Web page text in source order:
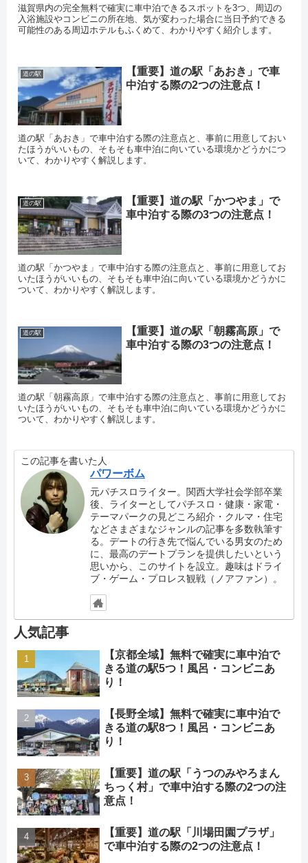
滋賀県内の完全無料で確実に車中泊できるスポットを3つ、周辺の
入浴施設やコンビニの所在地、気が変わった場合に当日予約できる
可能性のある周辺ホテルもふくめて、わかりやすく紹介します。
道の駅
【重要】道の駅「あおき」で車
中泊する際の2つの注意点！
道の駅「あおき」で車中泊する際の注意点と、事前に用意しておい
たほうがいいもの、そもそも車中泊に向いている環境かどうかにつ
いて、わかりやすく解説します。
道の駅
【重要】道の駅「かつやま」で
車中泊する際の3つの注意点！
道の駅「かつやま」で車中泊する際の注意点と、事前に用意してお
いたほうがいいもの、そもそも車中泊に向いている環境かどうかに
ついて、わかりやすく解説します。
道の駅
【重要】道の駅「朝霧高原」で
車中泊する際の3つの注意点！
道の駅「朝霧高原」で車中泊する際の注意点と、事前に用意してお
いたほうがいいもの、そもそも車中泊に向いている環境かどうかに
ついて、わかりやすく解説します。
この記事を書いた人
パワーボム
元パチスロライター。関西大学社会学部卒業
後、ライターとしてパチスロ・健康・家電・
テーマパークの見どころ紹介・クルマ・住宅
などさまざまなジャンルの記事を多数執筆す
る。デートの行き先で悩んでいる男女のため
に、最高のデートプランを提供したいという
思いから、このサイトを設立。趣味はドライ
ブ・ゲーム・プロレス観戦（ノアファン）。
人気記事
【京都全域】無料で確実に車中泊で
きる道の駅5つ！風呂・コンビニあ
り！
【長野全域】無料で確実に車中泊で
きる道の駅8つ！風呂・コンビニあ
り！
【重要】道の駅「うつのみやろまん
ちっく村」で車中泊する際の2つの注
意点！
【重要】道の駅「川場田園プラザ」
で車中泊する際の2つの注意点！